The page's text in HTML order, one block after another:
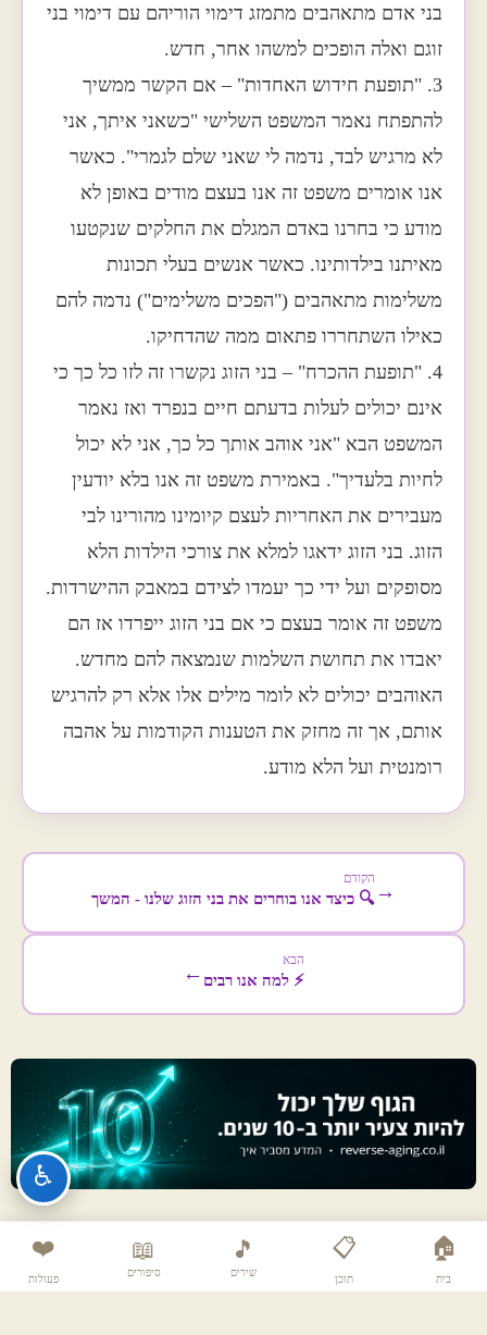
בני אדם מתאהבים מתמזג דימוי הוריהם עם דימוי בני
זוגם ואלה הופכים למשהו אחר, חדש.
3. "תופעת חידוש האחדות" – אם הקשר ממשיך
להתפתח נאמר המשפט השלישי "כשאני איתך, אני
לא מרגיש לבד, נדמה לי שאני שלם לגמרי". כאשר
אנו אומרים משפט זה אנו בעצם מודים באופן לא
מודע כי בחרנו באדם המגלם את החלקים שנקטעו
מאיתנו בילדותינו. כאשר אנשים בעלי תכונות
משלימות מתאהבים ("הפכים משלימים") נדמה להם
כאילו השתחררו פתאום ממה שהדחיקו.
4. "תופעת ההכרח" – בני הזוג נקשרו זה לזו כל כך כי
אינם יכולים לעלות בדעתם חיים בנפרד ואז נאמר
המשפט הבא "אני אוהב אותך כל כך, אני לא יכול
לחיות בלעדיך". באמירת משפט זה אנו בלא יודעין
מעבירים את האחריות לעצם קיומינו מהורינו לבי
הזוג. בני הזוג ידאגו למלא את צורכי הילדות הלא
מסופקים ועל ידי כך יעמדו לצידם במאבק ההישרדות.
משפט זה אומר בעצם כי אם בני הזוג ייפרדו אז הם
יאבדו את תחושת השלמות שנמצאה להם מחדש.
האוהבים יכולים לא לומר מילים אלו אלא רק להרגיש
אותם, אך זה מחזק את הטענות הקודמות על אהבה
רומנטית ועל הלא מודע.
→
הקודם
🔍 כיצד אנו בוחרים את בני הזוג שלנו - המשך
הבא
⚡ למה אנו רבים ←
🏠
בית
📋
תוכן
🎵
שירים
📖
סיפורים
❤️
פעולות
♿